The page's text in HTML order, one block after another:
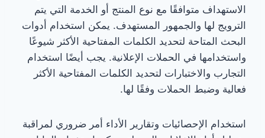
الاستهداف متوافقًا مع نوع المنتج أو الخدمة التي يتم
الترويج لها والجمهور المستهدف. يمكن استخدام أدوات
البحث المتاحة لتحديد الكلمات المفتاحية الأكثر شيوعًا
واستخدامها في الحملات الإعلانية. يجب أيضًا استخدام
التجارب والاختبارات لتحديد الكلمات المفتاحية الأكثر
فعالية وضبط الحملات وفقًا لها.
استخدام الإحصائيات وتقارير الأداء أمر ضروري لمراقبة